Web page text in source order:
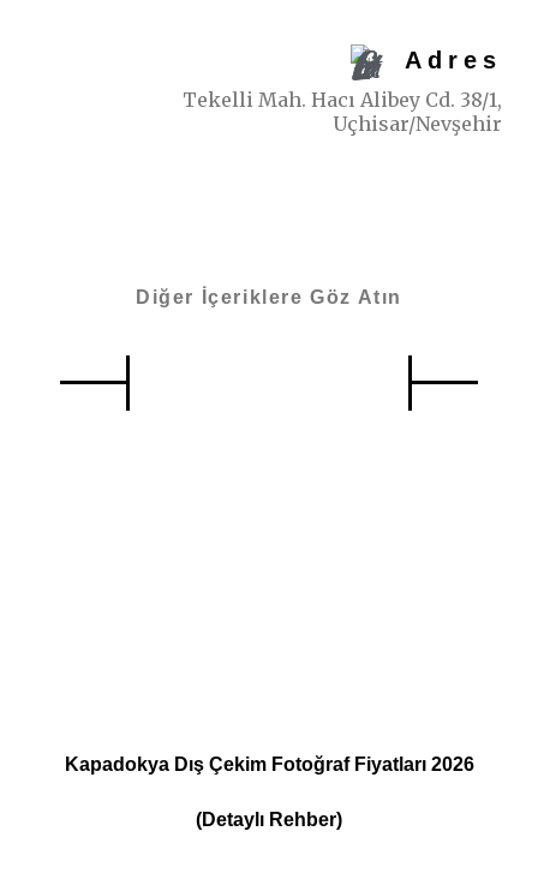
Adres
Tekelli Mah. Hacı Alibey Cd. 38/1,
Uçhisar/Nevşehir
Diğer İçeriklere Göz Atın
Kapadokya Dış Çekim Fotoğraf Fiyatları 2026
(Detaylı Rehber)